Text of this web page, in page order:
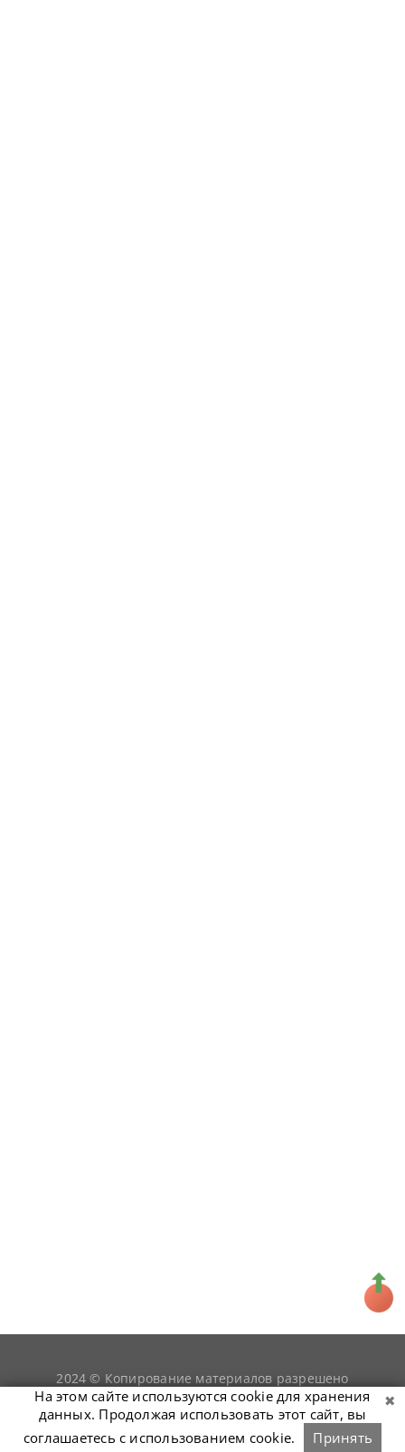
2024 © Копирование материалов разрешено
только при условии гиперссылки наsnookerist.ru
На этом сайте используются cookie для хранения
данных. Продолжая использовать этот сайт, вы
соглашаетесь с использованием cookie.
Принять